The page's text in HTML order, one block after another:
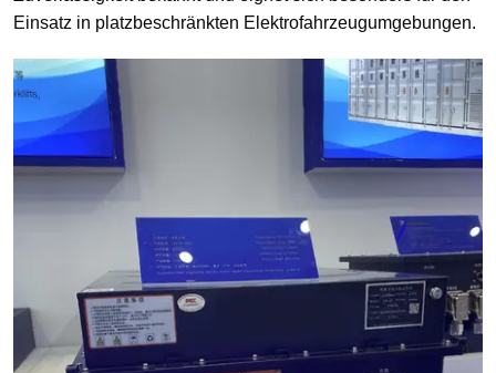
Einsatz in platzbeschränkten Elektrofahrzeugumgebungen.